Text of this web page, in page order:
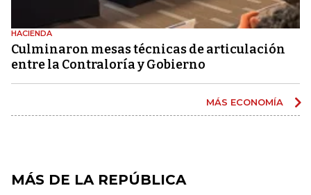
HACIENDA
Culminaron mesas técnicas de articulación
entre la Contraloría y Gobierno
MÁS ECONOMÍA
MÁS DE LA REPÚBLICA